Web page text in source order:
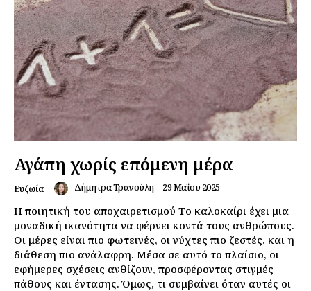
Αγάπη χωρίς επόμενη μέρα
Ευζωία Δήμητρα Τρανούλη - 29 Μαΐου 2025
Η ποιητική του αποχαιρετισμού Το καλοκαίρι έχει μια
μοναδική ικανότητα να φέρνει κοντά τους ανθρώπους.
Οι μέρες είναι πιο φωτεινές, οι νύχτες πιο ζεστές, και η
διάθεση πιο ανάλαφρη. Μέσα σε αυτό το πλαίσιο, οι
εφήμερες σχέσεις ανθίζουν, προσφέροντας στιγμές
πάθους και έντασης. Όμως, τι συμβαίνει όταν αυτές οι